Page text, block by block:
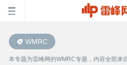
首
WMRC
本专题为雷峰网的WMRC专题，内容全部来